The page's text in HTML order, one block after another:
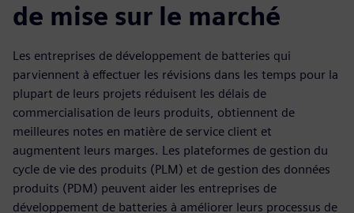
de mise sur le marché
Les entreprises de développement de batteries qui
parviennent à effectuer les révisions dans les temps pour la
plupart de leurs projets réduisent les délais de
commercialisation de leurs produits, obtiennent de
meilleures notes en matière de service client et
augmentent leurs marges. Les plateformes de gestion du
cycle de vie des produits (PLM) et de gestion des données
produits (PDM) peuvent aider les entreprises de
développement de batteries à améliorer leurs processus de